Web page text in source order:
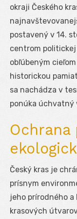
okraji Českého
postavený v 14.
centrom politickej
obľúbeným
historickou
sa nachádza v
ponúka úchvatný
Ochrana
Český kras je
prísnym
jeho prírodného
krasových